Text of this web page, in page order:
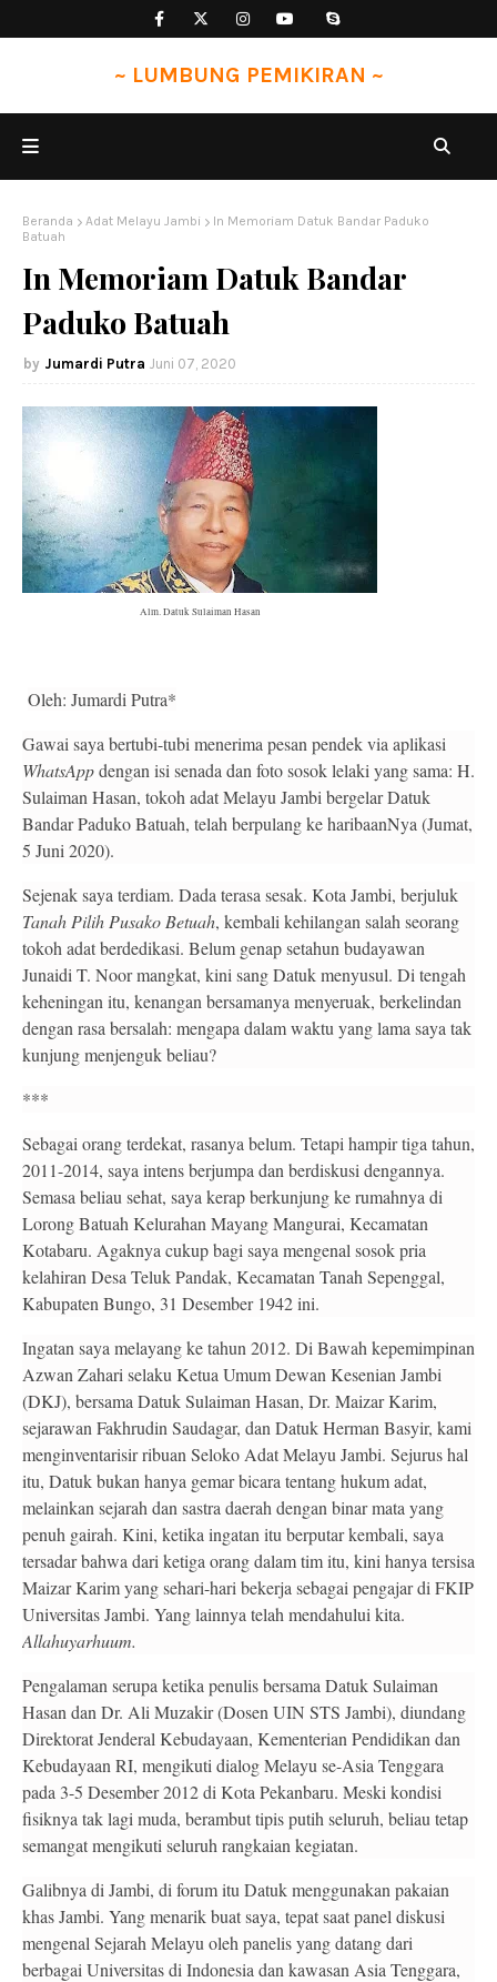
~ LUMBUNG PEMIKIRAN ~
Beranda Adat Melayu Jambi
In Memoriam Datuk Bandar Paduko
Batuah
In Memoriam Datuk Bandar
Paduko Batuah
Jumardi Putra Juni 07, 2020
Alm. Datuk Sulaiman Hasan
Oleh: Jumardi Putra*
Gawai saya bertubi-tubi menerima pesan pendek via aplikasi
WhatsAppdengan isi senada dan foto sosok lelaki yang sama: H.
Sulaiman Hasan, tokoh adat Melayu Jambi bergelar Datuk
Bandar Paduko Batuah, telah berpulang ke haribaanNya (Jumat,
5 Juni 2020).
Sejenak saya terdiam. Dada terasa sesak. Kota Jambi, berjuluk
Tanah Pilih Pusako Betuah, kembali kehilangan salah seorang
tokoh adat berdedikasi. Belum genap setahun budayawan
Junaidi T. Noor mangkat, kini sang Datuk menyusul. Di tengah
keheningan itu, kenangan bersamanya menyeruak, berkelindan
dengan rasa bersalah: mengapa dalam waktu yang lama saya tak
kunjung menjenguk beliau?
***
Sebagai orang terdekat, rasanya belum. Tetapi hampir tiga tahun,
2011-2014, saya intens berjumpa dan berdiskusi dengannya.
Semasa beliau sehat, saya kerap berkunjung ke rumahnya di
Lorong Batuah Kelurahan Mayang Mangurai, Kecamatan
Kotabaru. Agaknya cukup bagi saya mengenal sosok pria
kelahiran Desa Teluk Pandak, Kecamatan Tanah Sepenggal,
Kabupaten Bungo, 31 Desember 1942 ini.
Ingatan saya melayang ke tahun 2012. Di Bawah kepemimpinan
Azwan Zahari selaku Ketua Umum Dewan Kesenian Jambi
(DKJ), bersama Datuk Sulaiman Hasan, Dr. Maizar Karim,
sejarawan Fakhrudin Saudagar, dan Datuk Herman Basyir, kami
menginventarisir ribuan Seloko Adat Melayu Jambi. Sejurus hal
itu, Datuk bukan hanya gemar bicara tentang hukum adat,
melainkan sejarah dan sastra daerah dengan binar mata yang
penuh gairah. Kini, ketika ingatan itu berputar kembali, saya
tersadar bahwa dari ketiga orang dalam tim itu, kini hanya tersisa
Maizar Karim yang sehari-hari bekerja sebagai pengajar di FKIP
Universitas Jambi. Yang lainnya telah mendahului kita.
Allahuyarhuum.
Pengalaman serupa ketika penulis bersama Datuk Sulaiman
Hasan dan Dr. Ali Muzakir (Dosen UIN STS Jambi), diundang
Direktorat Jenderal Kebudayaan, Kementerian Pendidikan dan
Kebudayaan RI, mengikuti dialog Melayu se-Asia Tenggara
pada 3-5 Desember 2012 di Kota Pekanbaru. Meski kondisi
fisiknya tak lagi muda, berambut tipis putih seluruh, beliau tetap
semangat mengikuti seluruh rangkaian kegiatan.
Galibnya di Jambi, di forum itu Datuk menggunakan pakaian
khas Jambi. Yang menarik buat saya, tepat saat panel diskusi
mengenal Sejarah Melayu oleh panelis yang datang dari
berbagai Universitas di Indonesia dan kawasan Asia Tenggara,